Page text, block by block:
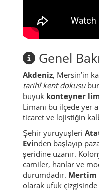
Genel
Akdeniz, Mersin’in
tarihî kent dokusu
büyük konteyner
Limanı bu ilçede yer
ticaret ve lojistiğin
Şehir yürüyüşleri
Evinden başlayıp
şeridine uzanır.
camiler, hanlar ve
durumdadır. Mertim
olarak ufuk